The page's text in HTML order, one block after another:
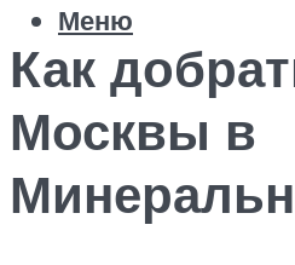
Меню
Как
Москвы в